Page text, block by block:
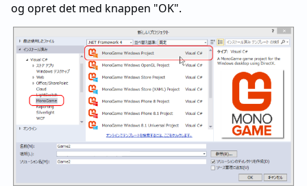
og opret det med knappen "OK".